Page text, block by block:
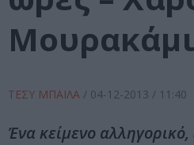
Μουρακάμι
ΤΕΣΥ ΜΠΑΙΛΑ / 04-12-2013 / 11:40
Ένα κείμενο